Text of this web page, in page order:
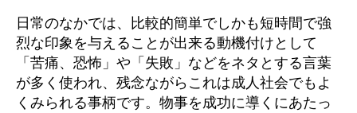
日常のなかでは、比較的簡単でしかも短時間で強
烈な印象を与えることが出来る動機付けとして
「苦痛、恐怖」や「失敗」などをネタとする言葉
が多く使われ、残念ながらこれは成人社会でもよ
くみられる事柄です。物事を成功に導くにあたっ